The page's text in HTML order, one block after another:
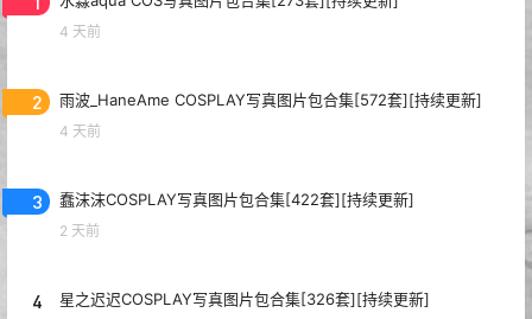
4 天前
2 雨波_HaneAme COSPLAY写真图片包合集[572套][持续更新]
4 天前
3 蠢沫沫COSPLAY写真图片包合集[422套][持续更新]
2 天前
4 星之迟迟COSPLAY写真图片包合集[326套][持续更新]